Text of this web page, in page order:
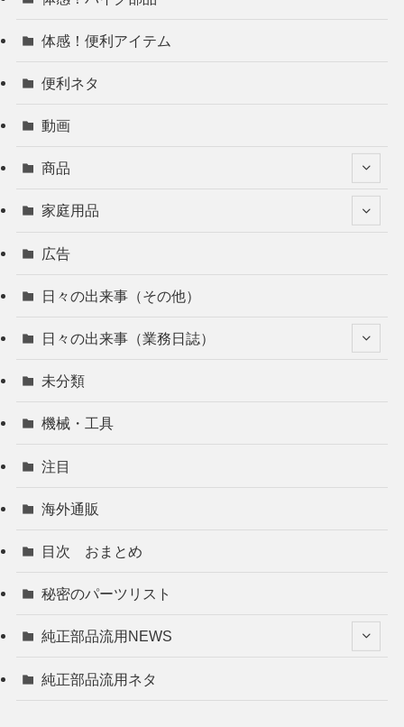
体感！便利アイテム
便利ネタ
動画
商品
家庭用品
広告
日々の出来事（その他）
日々の出来事（業務日誌）
未分類
機械・工具
注目
海外通販
目次 おまとめ
秘密のパーツリスト
純正部品流用NEWS
純正部品流用ネタ